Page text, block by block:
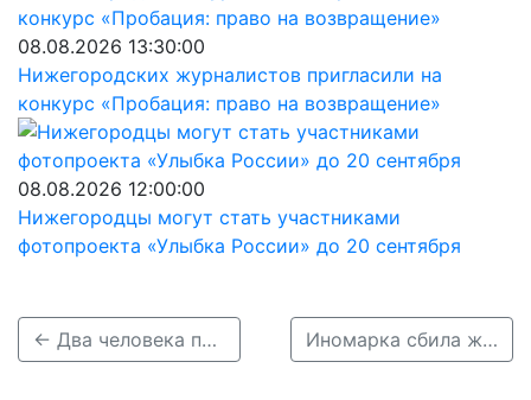
08.08.2026 13:30:00
Нижегородских журналистов пригласили на
конкурс «Пробация: право на возвращение»
08.08.2026 12:00:00
Нижегородцы могут стать участниками
фотопроекта «Улыбка России» до 20 сентября
← Два человека погибли в лобовом ДТП под Воротынцем Иномарка сбила женщину на дороге Нижний Новгород – Кстово 17 декабря →